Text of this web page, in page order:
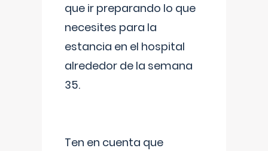
que ir preparando lo que
necesites para la
estancia en el hospital
alrededor de la semana
35.
Ten en cuenta que